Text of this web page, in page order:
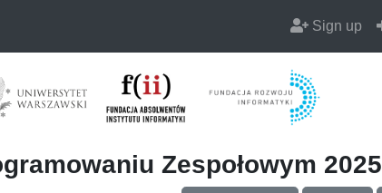
Sign up
Zespołowym 2025